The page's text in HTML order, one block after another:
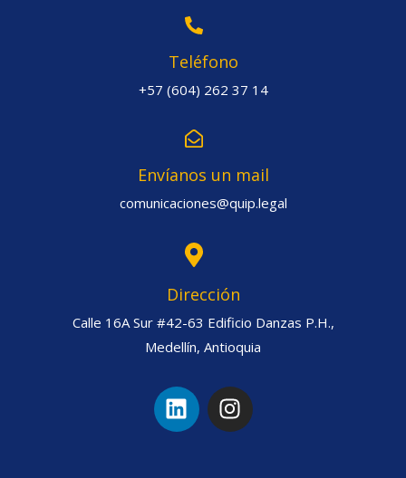
Teléfono
+57 (604) 262 37 14
Envíanos un mail
comunicaciones@quip.legal
Dirección
Calle 16A Sur #42-63 Edificio Danzas P.H.,
Medellín, Antioquia